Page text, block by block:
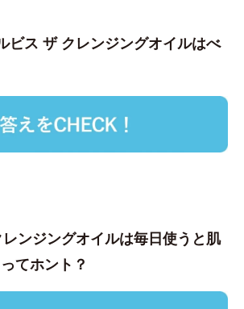
ビス ザ クレンジングオイルはべ
ンジングオイルは毎日使うと肌
てホント？